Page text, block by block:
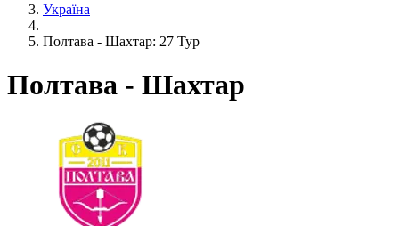
Україна
Полтава - Шахтар: 27 Тур
Полтава - Шахтар